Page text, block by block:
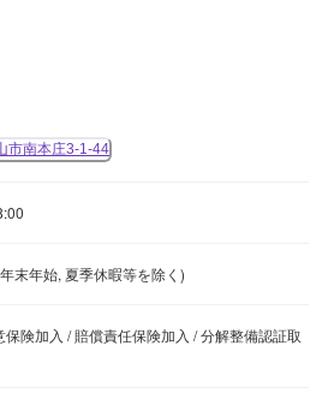
市南本庄3-1-44
末年始, 夏季休暇等を除く)
保険加入 / 賠償責任保険加入 / 分解整備認証取